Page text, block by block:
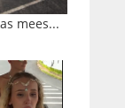
mees...